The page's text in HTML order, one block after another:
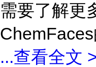
需要了解更
...查看全文